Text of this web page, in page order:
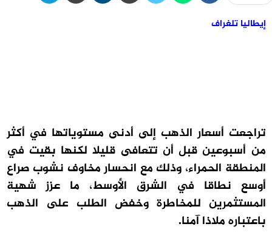
إيطاليا تلغراف
تراجعت أسعار الذهب إلى أدنى مستوياتها في أكثر
من أسبوعين قبل أن تتعافى قليلا لكنها بقيت في
المنطقة الحمراء، وذلك مع انحسار مخاوف نشوب صراع
أوسع نطاقا في الشرق الأوسط، ما عزز شهية
المستثمرين للمخاطرة وخفض الطلب على الذهب
باعتباره ملاذا آمنا.